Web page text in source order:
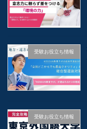
受験お役立ち情報
受験お役立ち情報